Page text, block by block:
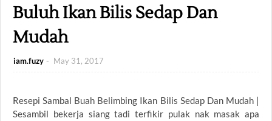
Buluh Ikan Bilis Sedap Dan
Mudah
iam.fuzy May 31, 2017
Resepi Sambal Buah Belimbing Ikan Bilis Sedap Dan Mudah |
Sesambil bekerja siang tadi terfikir pulak nak masak apa